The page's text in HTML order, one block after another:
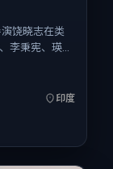
饶晓志在类
李秉宪、瑛
罪，主拍摄地
公映登记日
印度